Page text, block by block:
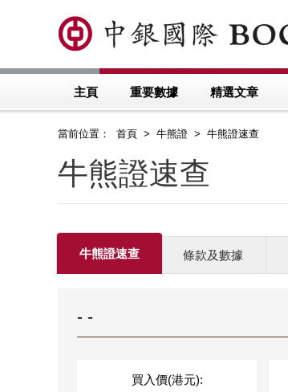
主頁 重要數據 精選文章
當前位置： 首頁 > 牛熊證 > 牛熊證速查
牛熊證速查
牛熊證速查 條款及數據
- -
買入價(港元):